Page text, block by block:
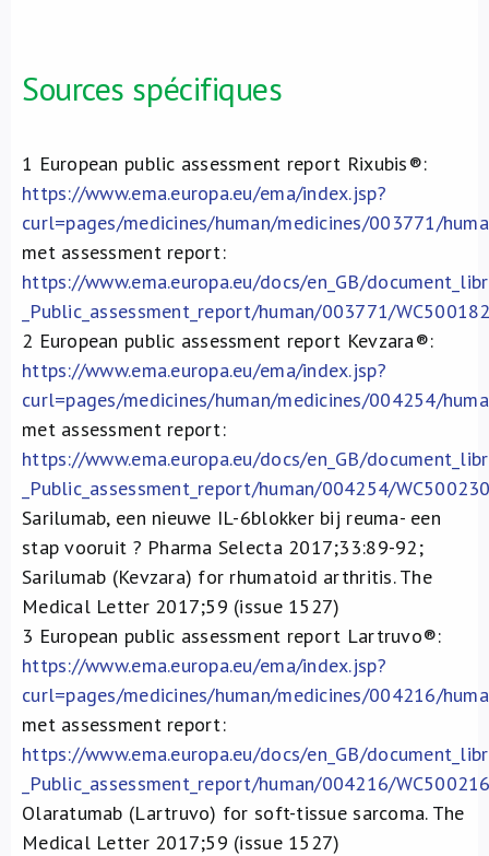
Sources spécifiques
1 European public assessment report Rixubis®:
https://www.ema.europa.eu/ema/index.jsp?
curl=pages/medicines/human/medicines/003771/
met assessment report:
https://www.ema.europa.eu/docs/en_GB/
_Public_assessment_report/human/003771/
2 European public assessment report Kevzara®:
https://www.ema.europa.eu/ema/index.jsp?
curl=pages/medicines/human/medicines/004254/
met assessment report:
https://www.ema.europa.eu/docs/en_GB/
_Public_assessment_report/human/004254/
Sarilumab, een nieuwe IL-6blokker bij reuma- een
stap vooruit ? Pharma Selecta 2017;33:89-92;
Sarilumab (Kevzara) for rhumatoid arthritis. The
Medical Letter 2017;59 (issue 1527)
3 European public assessment report Lartruvo®:
https://www.ema.europa.eu/ema/index.jsp?
curl=pages/medicines/human/medicines/004216/
met assessment report:
https://www.ema.europa.eu/docs/en_GB/
_Public_assessment_report/human/004216/
Olaratumab (Lartruvo) for soft-tissue sarcoma. The
Medical Letter 2017;59 (issue 1527)